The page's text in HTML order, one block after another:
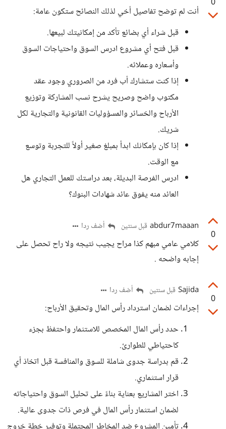
0
أنت لم توضح تفاصيل أخي لذلك النصائح ستكون عامة:
قبل شراء أي بضائع تأكد من إمكانيتك لبيعها.
قبل فتح أي مشروع ادرس السوق واحتياجات السوق
وأسعاره وعملائه.
إذا كنت ستشارك أب فرد من الصروري وجود عقد
مكتوب واضح وصريح يشرح نسب المشاركة وتوزيع
الأرباح والخسائر والمسؤوليات القانونية والتجارية لكل
شريك.
إذا كان بإمكانك ابدأ بمبلغ صغير أولاً للتجربة وتوسع
مع الوقت.
ادرس الفرصة البديلة، بعد دراستك للعمل التجاري هل
العائد منه يفوق عائد شهادات البنوك؟
0
abdur7maaan قبل سنتين أضف ردا
كلامي عامي مبهم كذا مراح يجيب نتيجه ولا راح تحصل على
إجابه واضحه .
0
Sajida قبل سنتين أضف ردا
إجراءات لضمان استرداد رأس المال وتحقيق الأرباح:
حدد رأس المال المخصص للاستثمار واحتفظ بجزء
كاحتياطي للطوارئ.
قم بدراسة جدوى شاملة للسوق والمنافسة قبل اتخاذ أي
قرار استثماري.
اختر المشاريع بعناية بناءً على تحليل السوق واحتياجاته
لضمان استثمار رأس المال في فرص ذات جدوى عالية.